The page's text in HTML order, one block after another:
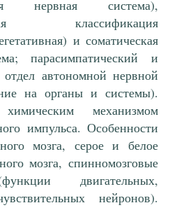
нервная система),
классификация
и соматическая
парасимпатический и
отдел автономной нервной
на органы и системы).
механизмом
импульса. Особенности
мозга, серое и белое
мозга, спинномозговые
двигательных,
нейронов).